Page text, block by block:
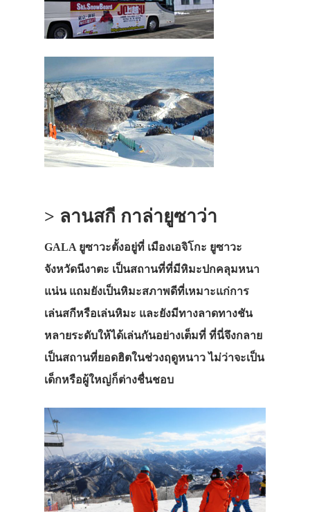
> ลานสกี กาล่ายูซาว่า
GALA ยูซาวะตั้งอยู่ที่ เมืองเอจิโกะ ยูซาวะ
จังหวัดนีงาตะ เป็นสถานที่ที่มีหิมะปกคลุมหนา
แน่น แถมยังเป็นหิมะสภาพดีที่เหมาะแก่การ
เล่นสกีหรือเล่นหิมะ และยังมีทางลาดทางชัน
หลายระดับให้ได้เล่นกันอย่างเต็มที่ ที่นี่จึงกลาย
เป็นสถานที่ยอดฮิตในช่วงฤดูหนาว ไม่ว่าจะเป็น
เด็กหรือผู้ใหญ่ก็ต่างชื่นชอบ